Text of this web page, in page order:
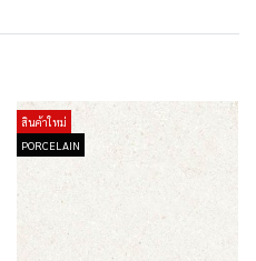
สินค้าใหม่
PORCELAIN